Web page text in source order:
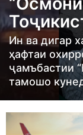
o
1
y
e
a
r
a
Ин ва дигар
ҳафтаи
ҷамъбастии
тамошо